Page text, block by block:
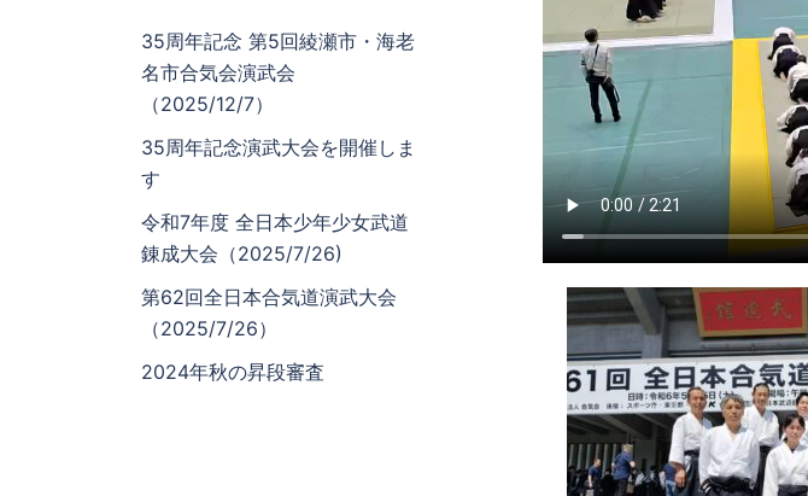
35周年記念 第5回綾瀬市・海老
名市合気会演武会
（2025/12/7）
35周年記念演武大会を開催しま
す
令和7年度 全日本少年少女武道
錬成大会（2025/7/26)
第62回全日本合気道演武大会
（2025/7/26）
2024年秋の昇段審査